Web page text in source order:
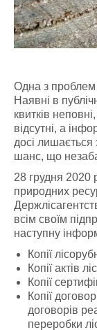
Одна з проблем
Наявні в
квитків
відсутні, а
досі лишається
шанс, що
28 грудня 2020
природних
всім своїм
наступну
Копії
Копії актів
Копії
Копії
договорів
переробки